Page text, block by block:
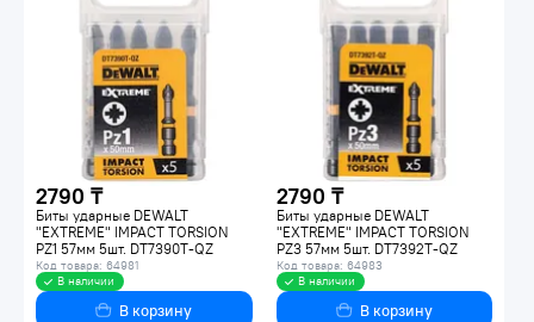
2790 ₸
Биты ударные DEWALT
"EXTREME" IMPACT TORSION
PZ1 57мм 5шт. DT7390T-QZ
Код товара: 64981
В наличии
В корзину
2790 ₸
Биты ударные DEWALT
"EXTREME" IMPACT TORSION
PZ3 57мм 5шт. DT7392T-QZ
Код товара: 64983
В наличии
В корзину